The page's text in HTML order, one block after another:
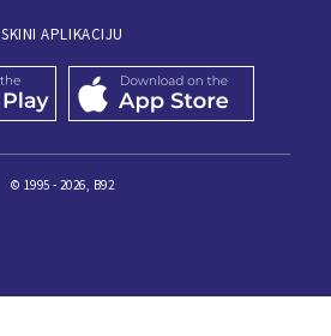
SKINI APLIKACIJU
© 1995 - 2026, B92